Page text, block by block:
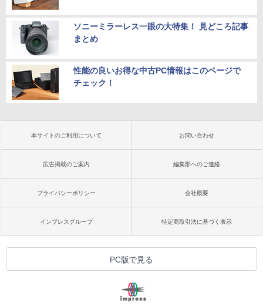
ソニーミラーレス一眼の大特集！ 見どころ記事
まとめ
性能の良いお得な中古PC情報はこのページで
チェック！
本サイトのご利用について お問い合わせ
広告掲載のご案内 編集部へのご連絡
プライバシーポリシー 会社概要
インプレスグループ 特定商取引法に基づく表示
PC版で見る